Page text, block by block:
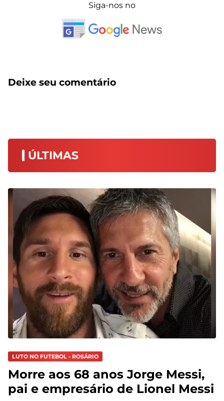
Siga-nos no
Deixe seu comentário
ÚLTIMAS
LUTO NO FUTEBOL - ROSÁRIO
Morre aos 68 anos Jorge Messi,
pai e empresário de Lionel Messi